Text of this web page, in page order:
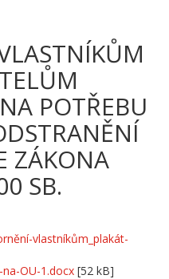
POTŘEBU
ZÁKONA
SB.
vlastníkům_plakát-
OU-1.docx [52 kB]